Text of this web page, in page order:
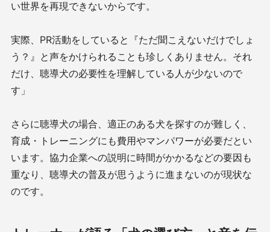
い世界を再現できないからです。
実際、PR活動をしていると『ただ聞こえないだけでしょ
う？』と声をかけられることも珍しくありません。それ
だけ、聴導犬の必要性を理解している人が少ないので
す」
さらに聴導犬の場合、適正のある犬を探すのが難しく、
育成・トレーニングにも費用やマンパワーが必要だとい
います。協力企業への説明に時間がかかるなどの要因も
重なり、聴導犬の普及が思うように進まないのが現状な
のです。